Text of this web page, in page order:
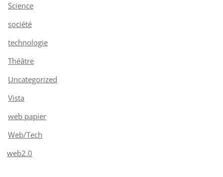
Science
société
technologie
Théâtre
Uncategorized
Vista
web papier
Web/Tech
web2.0